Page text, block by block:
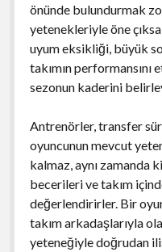
önünde bulundurmak
yetenekleriyle öne
uyum eksikliği, büyük
takımın
sezonun kaderini
Antrenörler, transfer
oyuncunun mevcut
kalmaz, aynı
becerileri ve takım
değerlendirirler. Bir
takım arkadaşlarıyla
yeteneğiyle doğrudan